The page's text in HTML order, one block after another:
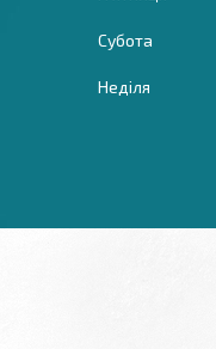
Субота
Неділя